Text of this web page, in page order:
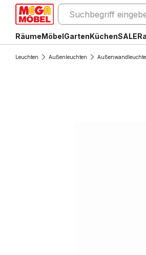
RäumeMöbelGartenKüchenSALE
Leuchten Außenleuchten